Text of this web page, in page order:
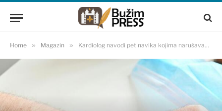
Home » Magazin » Kardiolog navodi pet navika kojima narušavamo zdravlje srca